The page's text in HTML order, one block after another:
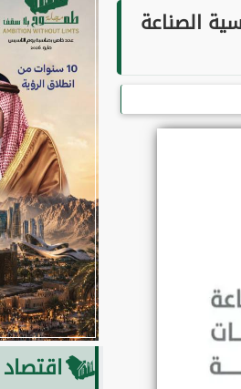
الصناعة
اقتصاد